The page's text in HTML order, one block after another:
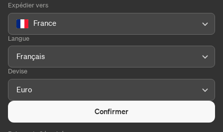
Expédier vers
France
Langue
Français
Devise
Euro
Confirmer